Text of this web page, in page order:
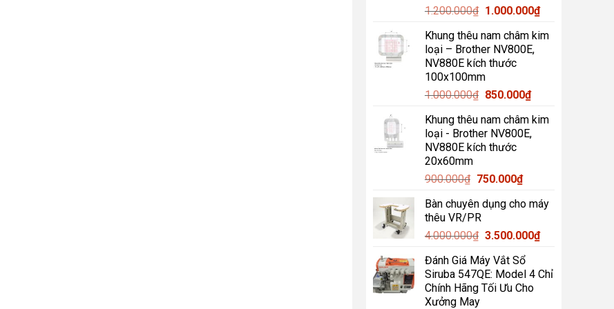
1.200.000₫ Giá
là:
1.200.000₫.
1.000.000₫Giá
tại
Khung thêu nam châm kim
loại – Brother NV800E,
NV880E kích thước
100x100mm
1.000.000₫ Giá
là:
1.000.000₫.
850.000₫Giá
tại
là:
Khung thêu nam châm kim
loại - Brother NV800E,
NV880E kích thước
20x60mm
900.000₫ Giá
là:
900.000₫.
750.000₫Giá
tại
750.000₫.
Bàn chuyên dụng cho máy
thêu VR/PR
4.000.000₫ Giá
là:
4.000.000₫.
3.500.000₫Giá
là:
Đánh Giá Máy Vắt Sổ
Siruba 547QE: Model 4 Chỉ
Chính Hãng Tối Ưu Cho
Xưởng May